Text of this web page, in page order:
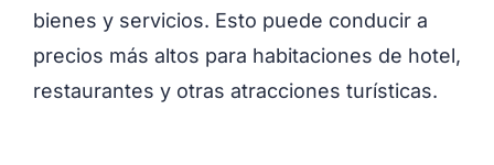
bienes y servicios. Esto puede conducir a
precios más altos para habitaciones de hotel,
restaurantes y otras atracciones turísticas.